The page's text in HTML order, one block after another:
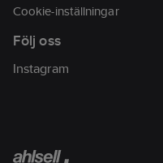
Cookie-inställningar
Följ oss
Instagram